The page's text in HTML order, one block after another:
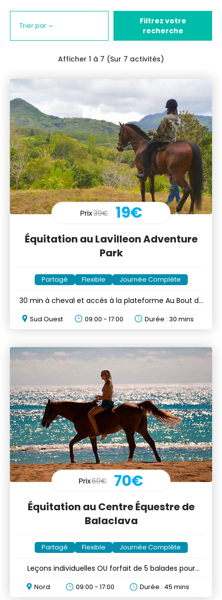
Trier par
Filtrez votre
recherche
Afficher 1 à 7 (Sur 7 activités)
Prix39€ 19€
Équitation au Lavilleon Adventure
Park
Partagé Flexible Journée Complète
30 min à cheval et accès à la plateforme Au Bout du
Sud Ouest 09:00 - 17:00 Durée : 30 mins
Prix60€ 70€
Équitation au Centre Équestre de
Balaclava
Partagé Flexible Journée Complète
Leçons individuelles OU forfait de 5 balades pour
Nord 09:00 - 17:00 Durée : 45 mins